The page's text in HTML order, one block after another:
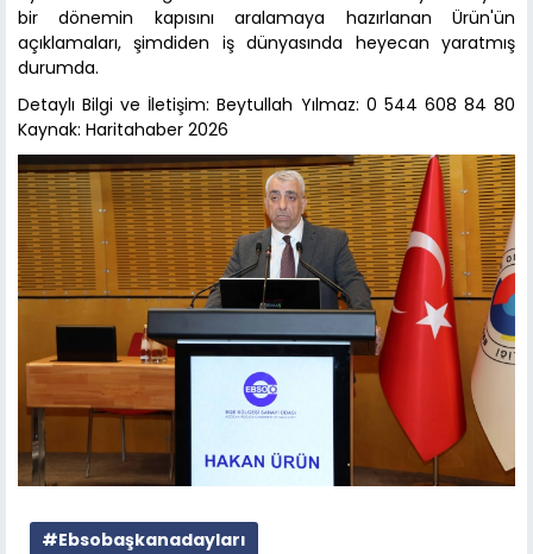
bir dönemin kapısını aralamaya hazırlanan Ürün'ün
açıklamaları, şimdiden iş dünyasında heyecan yaratmış
durumda.
Detaylı Bilgi ve İletişim: Beytullah Yılmaz: 0 544 608 84 80
Kaynak: Haritahaber 2026
#Ebsobaşkanadayları